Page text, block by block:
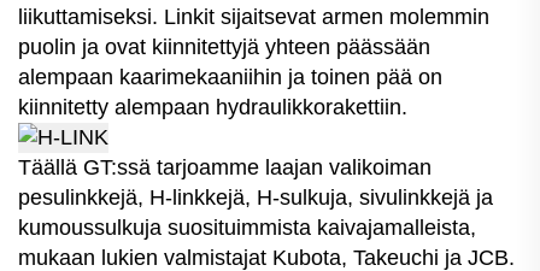
liikuttamiseksi. Linkit sijaitsevat armen molemmin
puolin ja ovat kiinnitettyjä yhteen päässään
alempaan kaarimekaaniihin ja toinen pää on
kiinnitetty alempaan hydraulikkorakettiin.
Täällä GT:ssä tarjoamme laajan valikoiman
pesulinkkejä, H-linkkejä, H-sulkuja, sivulinkkejä ja
kumoussulkuja suosituimmista kaivajamalleista,
mukaan lukien valmistajat Kubota, Takeuchi ja JCB.